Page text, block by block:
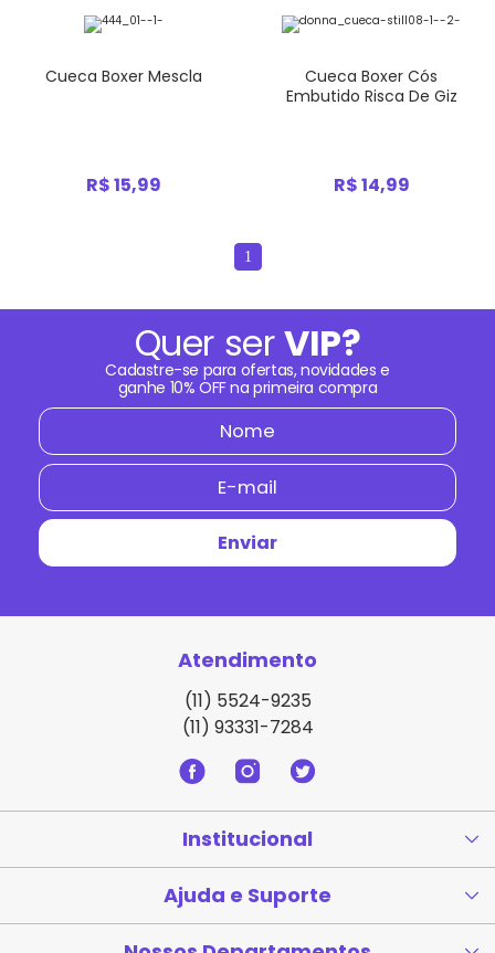
Cueca Boxer Mescla
R$ 15,99
Cueca Boxer Cós
Embutido Risca De Giz
R$ 14,99
1
Quer serVIP?
Cadastre-se para ofertas, novidades e
ganhe 10% OFFna primeira compra
Atendimento
(11) 5524-9235
(11) 93331-7284
Institucional
Ajuda e Suporte